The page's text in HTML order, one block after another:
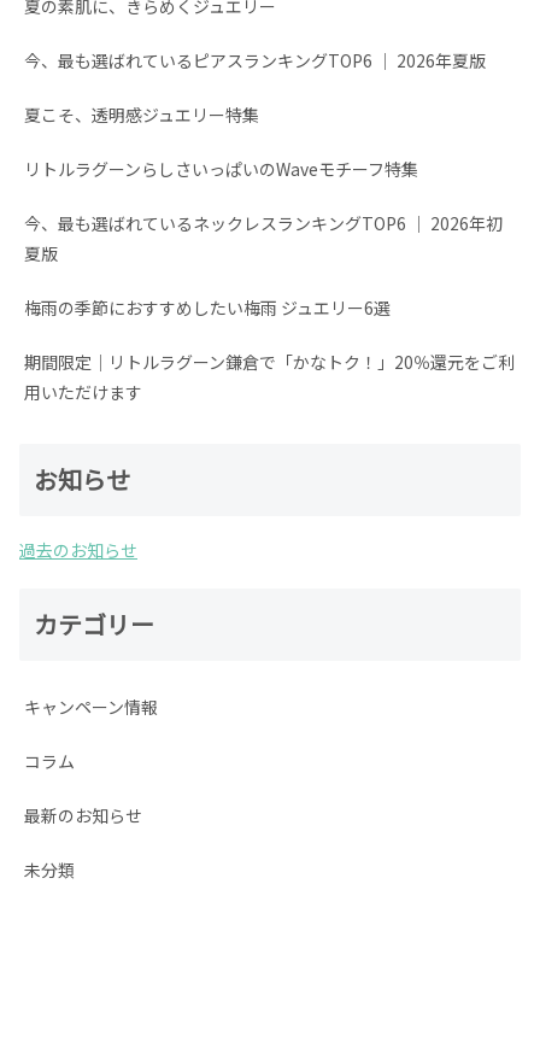
夏の素肌に、きらめくジュエリー
今、最も選ばれているピアスランキングTOP6 │ 2026年夏版
夏こそ、透明感ジュエリー特集
リトルラグーンらしさいっぱいのWaveモチーフ特集
今、最も選ばれているネックレスランキングTOP6 │ 2026年初
夏版
梅雨の季節におすすめしたい梅雨 ジュエリー6選
期間限定│リトルラグーン鎌倉で「かなトク！」20％還元をご利
用いただけます
お知らせ
過去のお知らせ
カテゴリー
キャンペーン情報
コラム
最新のお知らせ
未分類